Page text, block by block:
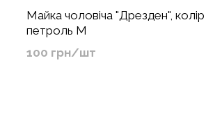
Майка чоловіча "Дрезден", колір
петроль M
100 грн/шт